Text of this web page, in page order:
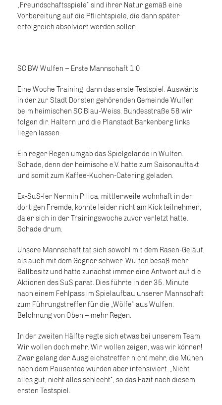
„Freundschaftsspiele“ sind ihrer Natur gemäß eine
Vorbereitung auf die Pflichtspiele, die dann später
erfolgreich absolviert werden sollen.
SC BW Wulfen – Erste Mannschaft 1:0
Eine Woche Training, dann das erste Testspiel. Auswärts
in der zur Stadt Dorsten gehörenden Gemeinde Wulfen
beim heimischen SC Blau-Weiss. Bundesstraße 58 wir
folgen dir. Haltern und die Planstadt Barkenberg links
liegen lassen.
Ein reger Regen umgab das Spielgelände in Wulfen.
Schade, denn der heimische e.V. hatte zum Saisonauftakt
und somit zum Kaffee-Kuchen-Catering geladen.
Ex-SuS-ler Nermin Pilica, mittlerweile wohnhaft in der
dortigen Fremde, konnte leider nicht am Kick teilnehmen,
da er sich in der Trainingswoche zuvor verletzt hatte.
Schade drum.
Unsere Mannschaft tat sich sowohl mit dem Rasen-Geläuf,
als auch mit dem Gegner schwer. Wulfen besaß mehr
Ballbesitz und hatte zunächst immer eine Antwort auf die
Aktionen des SuS parat. Dies führte in der 35. Minute
nach einem Fehlpass im Spielaufbau unserer Mannschaft
zum Führungstreffer für die „Wölfe“ aus Wulfen.
Belohnung von Oben – mehr Regen.
In der zweiten Hälfte regte sich etwas bei unserem Team.
Wir wollen doch mehr. Wir wollen zeigen, was wir können!
Zwar gelang der Ausgleichstreffer nicht mehr, die Mühen
nach dem Pausentee wurden aber intensiviert. „Nicht
alles gut, nicht alles schlecht“, so das Fazit nach diesem
ersten Testspiel.